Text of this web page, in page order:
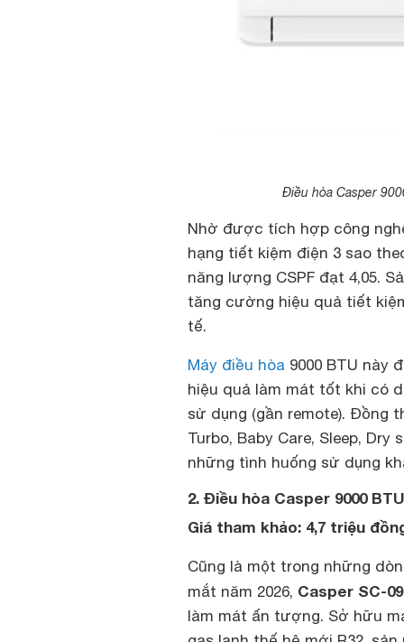
Điều hòa Casper
Nhờ được tích hợp công
hạng tiết kiệm điện 3 sao
năng lượng CSPF đạt 4,05.
tăng cường hiệu quả tiết
tế.
Máy điều hòa 9000 BTU này
hiệu quả làm mát tốt khi có
sử dụng (gần remote). Đồng
Turbo, Baby Care, Sleep,
những tình huống sử dụng
2. Điều hòa Casper 9000
Giá tham khảo: 4,7 triệu
Cũng là một trong những
mắt năm 2026, Casper SC-
làm mát ấn tượng. Sở hữu